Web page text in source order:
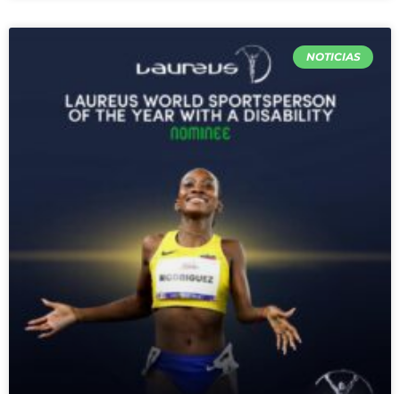
NOTICIAS